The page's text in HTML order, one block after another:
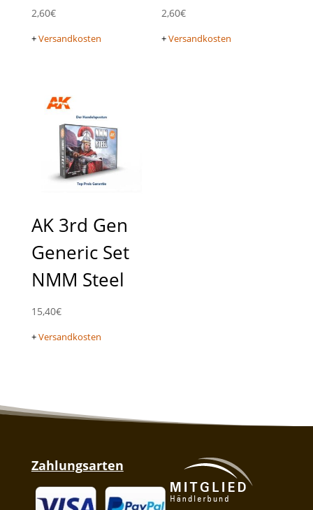
2,60€
+Versandkosten
2,60€
+Versandkosten
AK 3rd Gen
Generic Set
NMM Steel
15,40€
+Versandkosten
Zahlungsarten